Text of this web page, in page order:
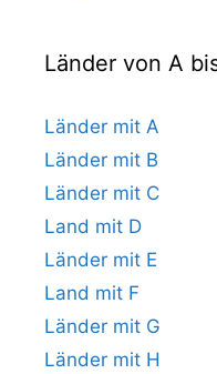
Länder von A
Länder mit A
Länder mit B
Länder mit C
Land mit D
Länder mit E
Land mit F
Länder mit G
Länder mit H